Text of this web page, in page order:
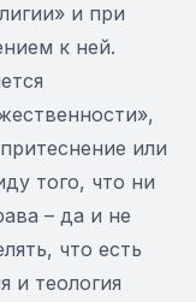
и при
к ней.
или
того, что ни
– да и не
что есть
и теология